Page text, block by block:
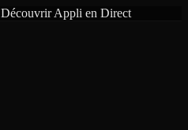
DécouvrirAppli en Direct